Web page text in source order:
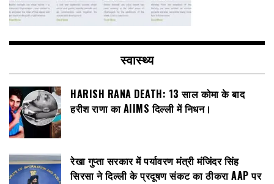
स्वास्थ्य
HARISH RANA DEATH: 13 साल कोमा के बाद
हरीश राणा का AIIMS दिल्ली में निधन।
रेखा गुप्ता सरकार में पर्यावरण मंत्री मंजिंदर सिंह
सिरसा ने दिल्ली के प्रदूषण संकट का ठीकरा AAP पर